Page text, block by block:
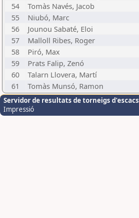
54
Tomàs Navés, Jacob
55
Niubó, Marc
56
Jounou Sabaté, Eloi
57
Malloll Ribes, Roger
58
Piró, Max
59
Prats Falip, Zenó
60
Talarn Llovera, Martí
61
Tomàs Munsó, Ramon
Servidor de resultats de torneigs d'escacs
Impressió